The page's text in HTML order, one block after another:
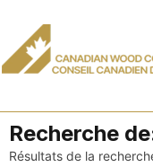
Recherche
Résultats de la